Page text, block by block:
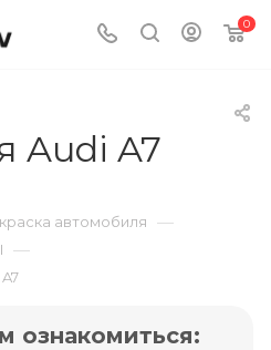
0
Audi A7
автомобиля —
—
ознакомиться: